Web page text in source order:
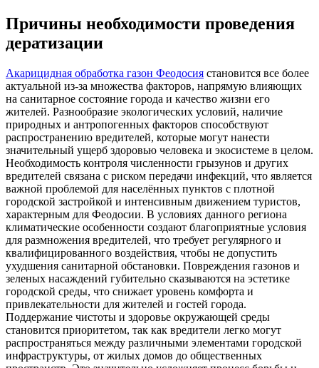
Причины необходимости проведения
дератизации
Акарицидная обработка газон Феодосия становится все более
актуальной из-за множества факторов, напрямую влияющих
на санитарное состояние города и качество жизни его
жителей. Разнообразие экологических условий, наличие
природных и антропогенных факторов способствуют
распространению вредителей, которые могут нанести
значительный ущерб здоровью человека и экосистеме в целом.
Необходимость контроля численности грызунов и других
вредителей связана с риском передачи инфекций, что является
важной проблемой для населённых пунктов с плотной
городской застройкой и интенсивным движением туристов,
характерным для Феодосии. В условиях данного региона
климатические особенности создают благоприятные условия
для размножения вредителей, что требует регулярного и
квалифицированного воздействия, чтобы не допустить
ухудшения санитарной обстановки. Повреждения газонов и
зеленых насаждений губительно сказываются на эстетике
городской среды, что снижает уровень комфорта и
привлекательности для жителей и гостей города.
Поддержание чистоты и здоровье окружающей среды
становится приоритетом, так как вредители легко могут
распространяться между различными элементами городской
инфраструктуры, от жилых домов до общественных